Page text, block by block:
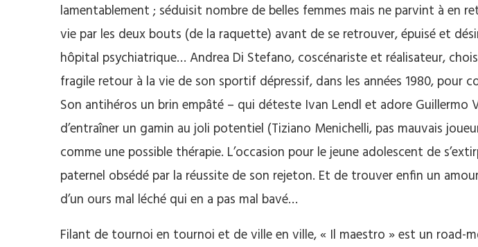
lamentablement ; séduisit nombre de belles femmes mais ne parvint à en
vie par les deux bouts (de la raquette) avant de se retrouver, épuisé et
hôpital psychiatrique… Andrea Di Stefano, coscénariste et réalisateur,
fragile retour à la vie de son sportif dépressif, dans les années 1980, pour
Son antihéros un brin empâté – qui déteste Ivan Lendl et adore Guillermo
d’entraîner un gamin au joli potentiel (Tiziano Menichelli, pas mauvais
comme une possible thérapie. L’occasion pour le jeune adolescent de
paternel obsédé par la réussite de son rejeton. Et de trouver enfin un
d’un ours mal léché qui en a pas mal bavé…
Filant de tournoi en tournoi et de ville en ville, « Il maestro » est un road-